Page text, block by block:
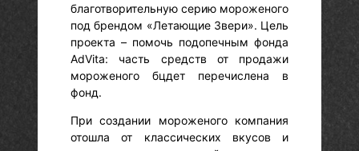
благотворительную серию мороженого
под брендом «Летающие Звери». Цель
проекта – помочь подопечным фонда
AdVita: часть средств от продажи
мороженого бцдет перечислена в
фонд.
При создании мороженого компания
отошла от классических вкусов и